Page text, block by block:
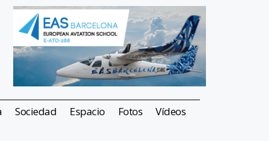
Sociedad Espacio Fotos Vídeos